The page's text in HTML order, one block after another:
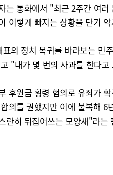
는 통화에서 "최근 2주간 여
이렇게 빠지는 상황을 단기
의 정치 복귀를 바라보는 민
"내가 몇 번의 사과를 한다
후원금 횡령 혐의로 유죄가
의를 권했지만 이에 불복해
란히 뒤집어쓰는 모양새"라는